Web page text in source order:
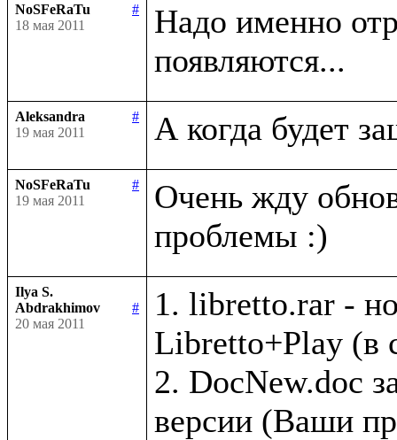
NoSFeRaTu
#
18 мая 2011
Надо именно
Aleksandra
#
19 мая 2011
NoSFeRaTu
#
19 мая 2011
Очень жду
Ilya S.
Abdrakhimov
#
20 мая 2011
1. libretto.rar -
Libretto+Play (в
2. DocNew.doc
версии (Ваши